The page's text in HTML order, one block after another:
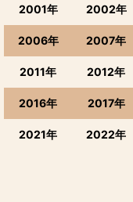
2001年 2002年
2006年 2007年
2011年 2012年
2016年 2017年
2021年 2022年